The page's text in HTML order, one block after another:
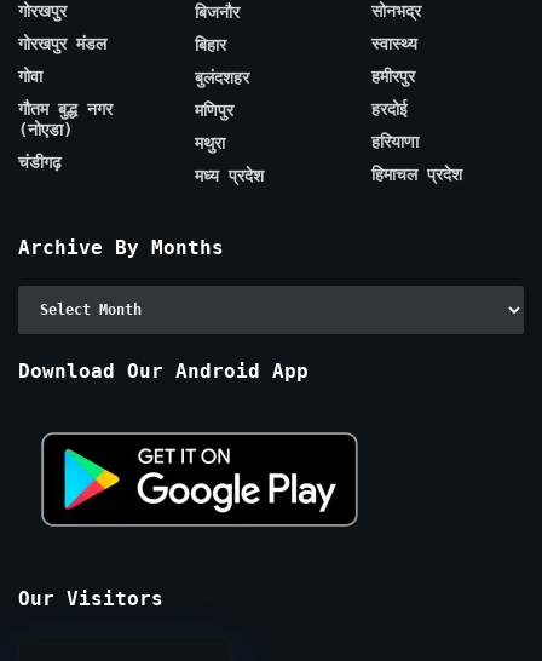
गोरखपुर
गोरखपुर मंडल
गोवा
गौतम बुद्ध नगर
(नोएडा)
चंडीगढ़
बिजनौर
बिहार
बुलंदशहर
मणिपुर
मथुरा
मध्य प्रदेश
सोनभद्र
स्वास्थ्य
हमीरपुर
हरदोई
हरियाणा
हिमाचल प्रदेश
Archive By Months
Archive
Download Our Android App
Our Visitors